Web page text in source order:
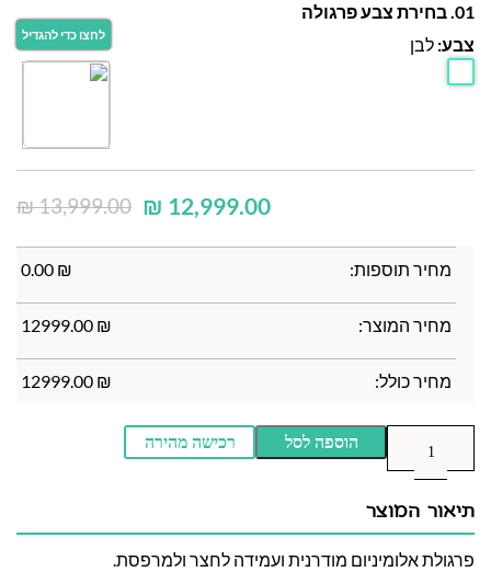
01. בחירת צבע פרגולה
צבע: לבן
₪13,999.00 ₪ 12,999.00
מחיר תוספות: ₪
0.00
מחיר המוצר: ₪
12999.00
מחיר כולל: ₪
12999.00
הוספה לסל רכישה מהירה
תיאור המוצר
פרגולת אלומיניום מודרנית ועמידה לחצר ולמרפסת.